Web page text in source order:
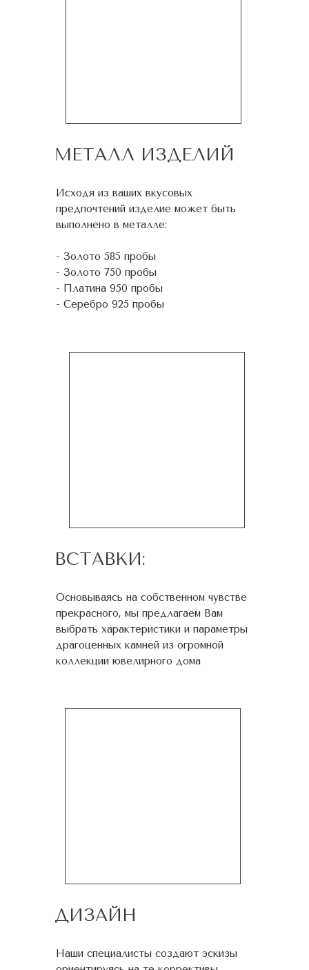
МЕТАЛЛ ИЗДЕЛИЙ
Исходя из ваших вкусовых
предпочтений изделие может быть
выполнено в металле:
- Золото 585 пробы
- Золото 750 пробы
- Платина 950 пробы
- Серебро 925 пробы
ВСТАВКИ:
Основываясь на собственном чувстве
прекрасного, мы предлагаем Вам
выбрать характеристики и параметры
драгоценных камней из огромной
коллекции ювелирного дома
ДИЗАЙН
Наши специалисты создают эскизы